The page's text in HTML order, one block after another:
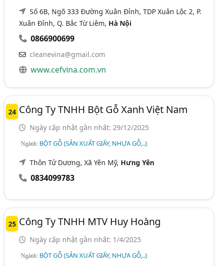
Số 6B, Ngõ 333 Đường Xuân Đỉnh, TDP Xuân Lộc 2, P.
Xuân Đỉnh, Q. Bắc Từ Liêm, Hà Nội
0866900699
cleanevina@gmail.com
www.cefvina.com.vn
24 Công Ty TNHH Bột Gỗ Xanh Việt Nam
Ngày cập nhật gần nhất: 29/12/2025
Ngành: BỘT GỖ (SẢN XUẤT GIẤY, NHỰA GỖ,..)
Thôn Tử Dương, Xã Yên Mỹ, Hưng Yên
0834099783
25 Công Ty TNHH MTV Huy Hoàng
Ngày cập nhật gần nhất: 1/4/2025
Ngành: BỘT GỖ (SẢN XUẤT GIẤY, NHỰA GỖ,..)